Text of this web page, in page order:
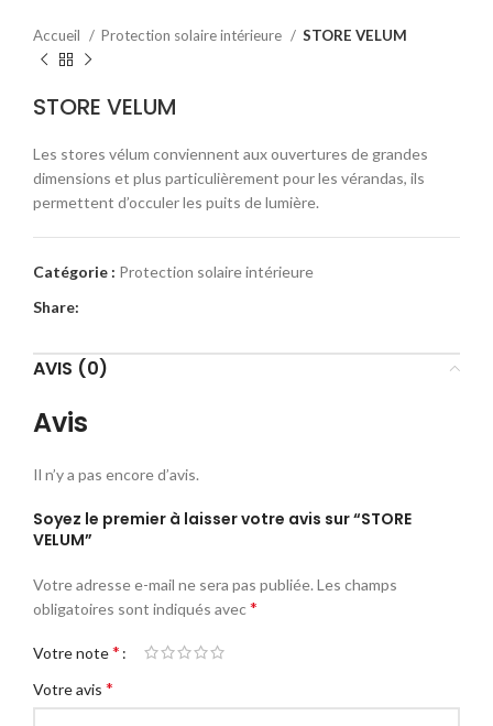
Accueil Protection solaire intérieure STORE VELUM
STORE VELUM
Les stores vélum conviennent aux ouvertures de grandes
dimensions et plus particulièrement pour les vérandas, ils
permettent d’occuler les puits de lumière.
Catégorie : Protection solaire intérieure
Share:
AVIS (0)
Avis
Il n’y a pas encore d’avis.
Soyez le premier à laisser votre avis sur “STORE
VELUM”
Votre adresse e-mail ne sera pas publiée. Les champs
obligatoires sont indiqués avec*
Votre note*
Votre avis *